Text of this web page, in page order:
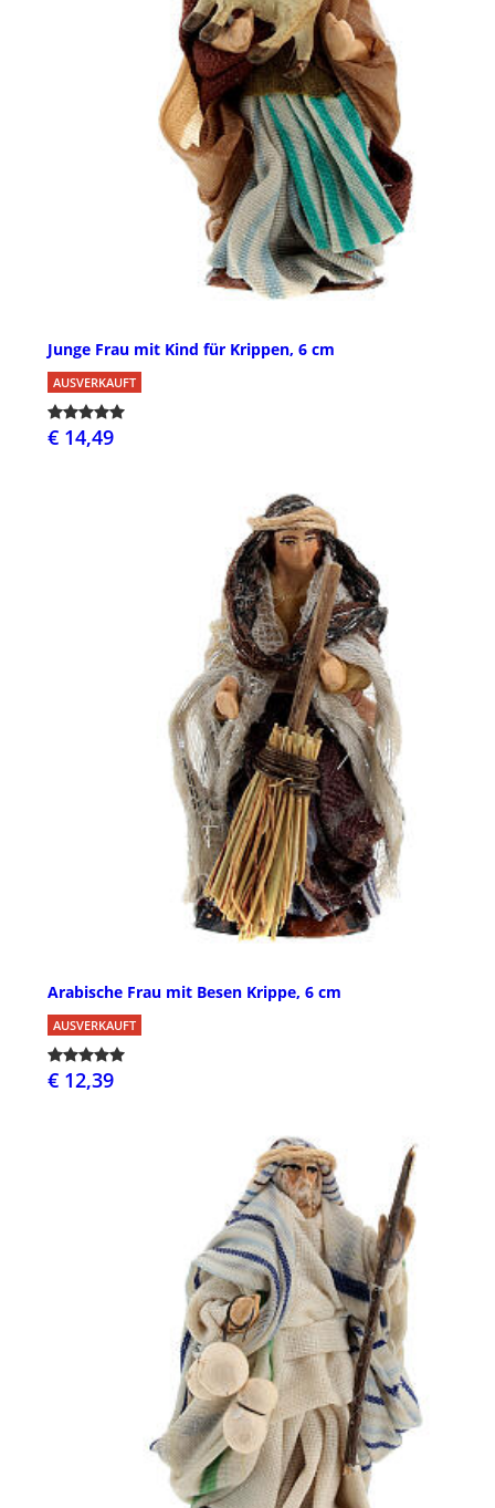
Junge Frau mit Kind für Krippen, 6 cm
AUSVERKAUFT
€ 14,49
Arabische Frau mit Besen Krippe, 6 cm
AUSVERKAUFT
€ 12,39